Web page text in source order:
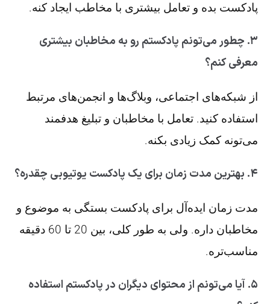
پادکست بده و تعامل بیشتری با مخاطب ایجاد کنه.
۳. چطور می‌تونم پادکستم رو به مخاطبان بیشتری
معرفی کنم؟
از شبکه‌های اجتماعی، وبلاگ‌ها و انجمن‌های مرتبط
استفاده کنید. تعامل با مخاطبان و تبلیغ هدفمند
می‌تونه کمک زیادی بکنه.
۴. بهترین مدت زمان برای یک پادکست یوتیوبی چقدره؟
مدت زمان ایده‌آل برای پادکست بستگی به موضوع و
مخاطبان داره. ولی به طور کلی، بین 20 تا 60 دقیقه
مناسب‌تره.
۵. آیا می‌تونم از محتوای دیگران در پادکستم استفاده